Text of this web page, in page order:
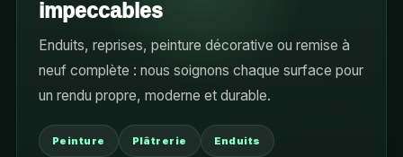
impeccables
Enduits, reprises, peinture décorative ou remise à
neuf complète : nous soignons chaque surface pour
un rendu propre, moderne et durable.
Peinture Plâtrerie Enduits